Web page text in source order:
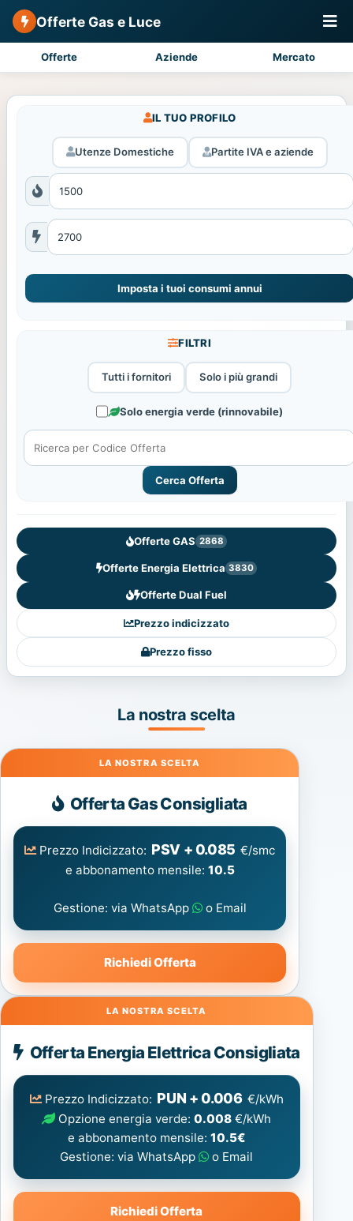
Offerte Gas e Luce
Offerte Aziende Mercato
IL TUO PROFILO
Utenze Domestiche Partite IVA e aziende
Imposta i tuoi consumi annui
FILTRI
Tutti i fornitori Solo i più grandi
Solo energia verde (rinnovabile)
Cerca Offerta
Offerte GAS 2868
Offerte Energia Elettrica 3830
Offerte Dual Fuel
Prezzo indicizzato
Prezzo fisso
La nostra scelta
Gas
Offerta Gas Consigliata
Prezzo Indicizzato: PSV + 0.085 €/smc
e abbonamento mensile: 10.5
Gestione: via WhatsApp o Email
Richiedi Offerta
Energia
Elettrica
consigliata
Offerta Energia Elettrica Consigliata
Prezzo Indicizzato: PUN + 0.006 €/kWh
Opzione energia verde:0.008 €/kWh
e abbonamento mensile: 10.5€
Gestione: via WhatsApp
o Email
Richiedi Offerta